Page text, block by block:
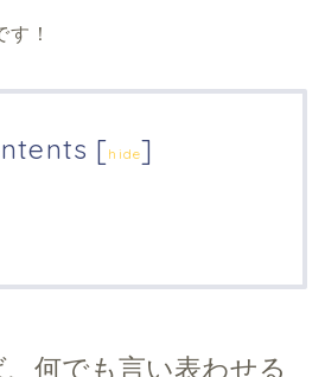
！
[hide]
、何でも言い表わせる